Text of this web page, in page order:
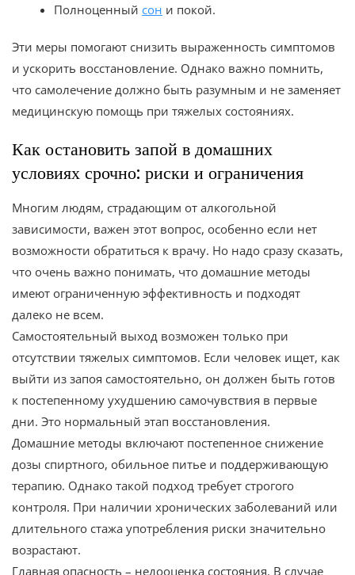
Полноценныйсон и покой.
Эти меры помогают снизить выраженность симптомов
и ускорить восстановление. Однако важно помнить,
что самолечение должно быть разумным и не заменяет
медицинскую помощь при тяжелых состояниях.
Как остановить запой в домашних
условиях срочно: риски и ограничения
Многим людям, страдающим от алкогольной
зависимости, важен этот вопрос, особенно если нет
возможности обратиться к врачу. Но надо сразу сказать,
что очень важно понимать, что домашние методы
имеют ограниченную эффективность и подходят
далеко не всем.
Самостоятельный выход возможен только при
отсутствии тяжелых симптомов. Если человек ищет, как
выйти из запоя самостоятельно, он должен быть готов
к постепенному ухудшению самочувствия в первые
дни. Это нормальный этап восстановления.
Домашние методы включают постепенное снижение
дозы спиртного, обильное питье и поддерживающую
терапию. Однако такой подход требует строгого
контроля. При наличии хронических заболеваний или
длительного стажа употребления риски значительно
возрастают.
Главная опасность – недооценка состояния. В случае